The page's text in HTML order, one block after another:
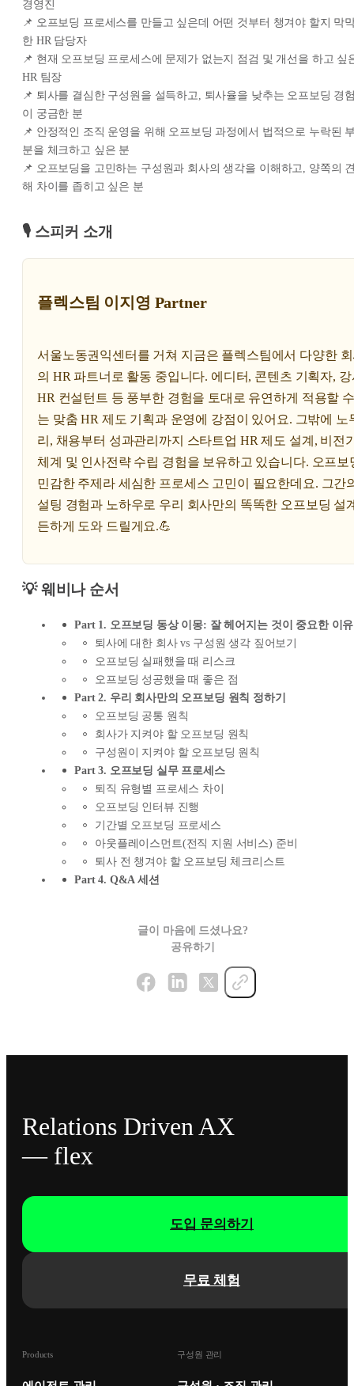
경영진
📌 오프보딩 프로세스를 만들고 싶은데 어떤 것부터 챙겨야 할지 막
한 HR 담당자
📌 현재 오프보딩 프로세스에 문제가 없는지 점검 및 개선을 하고 싶
HR 팀장
📌 퇴사를 결심한 구성원을 설득하고, 퇴사율을 낮추는 오프보딩 경
이 궁금한 분
📌 안정적인 조직 운영을 위해 오프보딩 과정에서 법적으로 누락된
분을 체크하고 싶은 분
📌 오프보딩을 고민하는 구성원과 회사의 생각을 이해하고, 양쪽의
해 차이를 좁히고 싶은 분
🎙️ 스피커 소개
플렉스팀 이지영 Partner
서울노동권익센터를 거쳐 지금은 플렉스팀에서 다양한
의 HR 파트너로 활동 중입니다. 에디터, 콘텐츠 기획자, 강
HR 컨설턴트 등 풍부한 경험을 토대로 유연하게 적용할
는 맞춤 HR 제도 기획과 운영에 강점이 있어요. 그밖에 노
리, 채용부터 성과관리까지 스타트업 HR 제도 설계, 비전
체계 및 인사전략 수립 경험을 보유하고 있습니다. 오프보
민감한 주제라 세심한 프로세스 고민이 필요한데요. 그간
설팅 경험과 노하우로 우리 회사만의 똑똑한 오프보딩 설
든하게 도와 드릴게요.💪
💡 웨비나 순서
Part 1. 오프보딩 동상 이몽: 잘 헤어지는 것이 중요한 이유
퇴사에 대한 회사 vs 구성원 생각 짚어보기
오프보딩 실패했을 때 리스크
오프보딩 성공했을 때 좋은 점
Part 2. 우리 회사만의 오프보딩 원칙 정하기
오프보딩 공통 원칙
회사가 지켜야 할 오프보딩 원칙
구성원이 지켜야 할 오프보딩 원칙
Part 3. 오프보딩 실무 프로세스
퇴직 유형별 프로세스 차이
오프보딩 인터뷰 진행
기간별 오프보딩 프로세스
아웃플레이스먼트(전직 지원 서비스) 준비
퇴사 전 챙겨야 할 오프보딩 체크리스트
Part 4. Q&A 세션
글이 마음에 드셨나요?
공유하기
Relations Driven AX
— flex
무료 체험
도입 문의하기
Products 구성원 관리